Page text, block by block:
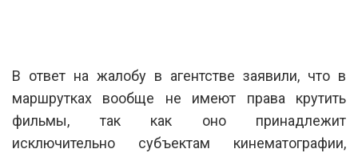
В ответ на жалобу в агентстве заявили, что в
маршрутках вообще не имеют права крутить
фильмы, так как оно принадлежит
исключительно субъектам кинематографии,